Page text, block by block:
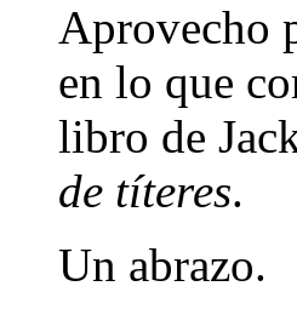
Aprovecho
en lo que
libro de
de títeres.
Un abrazo.